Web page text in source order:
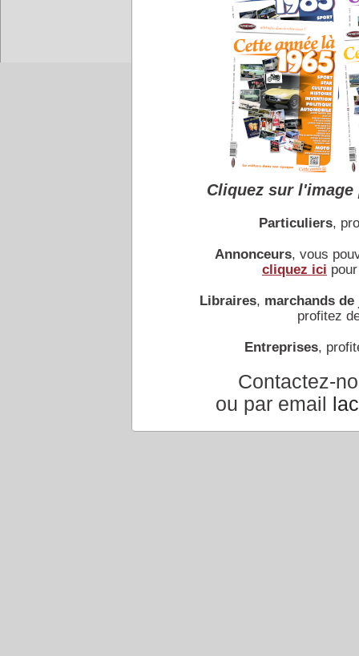
Accueil Conseiller à un
Cliquez sur
Particuliers,
Annonceurs, vous
cliquez ici
Libraires, marchands de
profitez
Entreprises,
Contactez-
ou par email